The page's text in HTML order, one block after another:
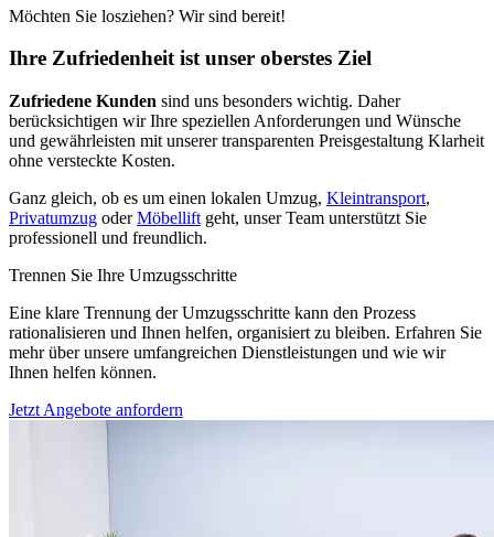
Möchten Sie losziehen? Wir sind bereit!
Ihre Zufriedenheit ist unser oberstes Ziel
Zufriedene Kunden sind uns besonders wichtig. Daher
berücksichtigen wir Ihre speziellen Anforderungen und Wünsche
und gewährleisten mit unserer transparenten Preisgestaltung Klarheit
ohne versteckte Kosten.
Ganz gleich, ob es um einen lokalen Umzug, Kleintransport,
Privatumzug oderMöbellift geht, unser Team unterstützt Sie
professionell und freundlich.
Trennen Sie Ihre Umzugsschritte
Eine klare Trennung der Umzugsschritte kann den Prozess
rationalisieren und Ihnen helfen, organisiert zu bleiben. Erfahren Sie
mehr über unsere umfangreichen Dienstleistungen und wie wir
Ihnen helfen können.
Jetzt Angebote anfordern